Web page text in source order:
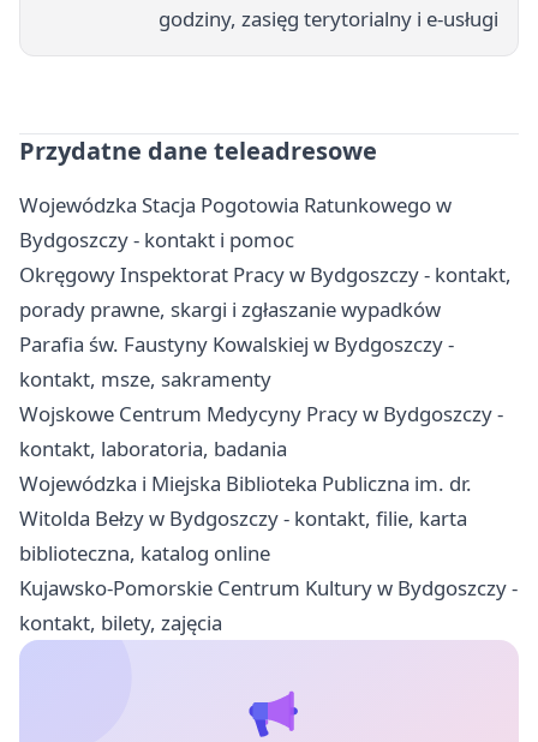
godziny, zasięg terytorialny i e-usługi
Przydatne dane teleadresowe
Wojewódzka Stacja Pogotowia Ratunkowego w
Bydgoszczy - kontakt i pomoc
Okręgowy Inspektorat Pracy w Bydgoszczy - kontakt,
porady prawne, skargi i zgłaszanie wypadków
Parafia św. Faustyny Kowalskiej w Bydgoszczy -
kontakt, msze, sakramenty
Wojskowe Centrum Medycyny Pracy w Bydgoszczy -
kontakt, laboratoria, badania
Wojewódzka i Miejska Biblioteka Publiczna im. dr.
Witolda Bełzy w Bydgoszczy - kontakt, filie, karta
biblioteczna, katalog online
Kujawsko-Pomorskie Centrum Kultury w Bydgoszczy -
kontakt, bilety, zajęcia